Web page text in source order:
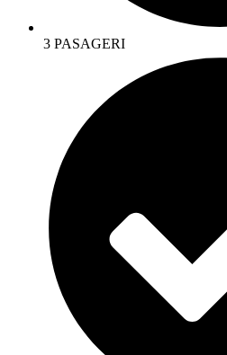
3 PASAGERI